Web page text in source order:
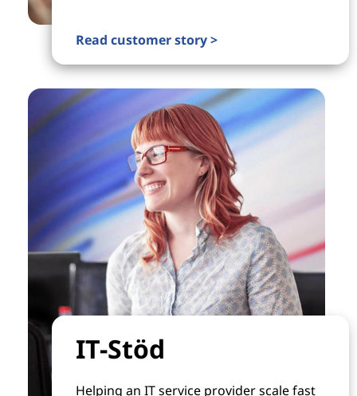
Read customer story >
IT-Stöd
Helping an IT service provider scale fast